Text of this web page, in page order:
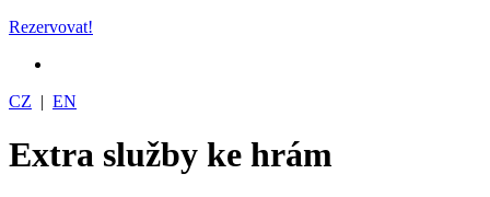
Rezervovat!
CZ | EN
Extra služby ke hrám